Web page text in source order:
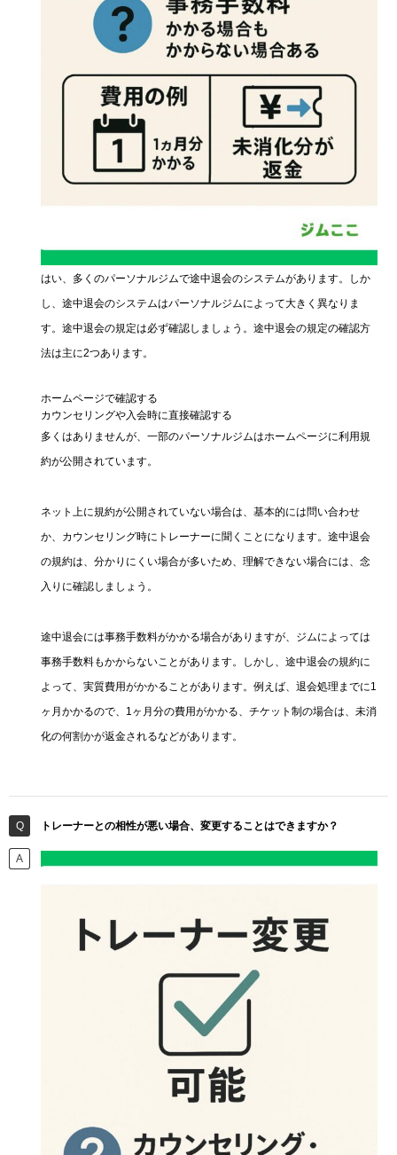
はい、多くのパーソナルジムで途中退会のシステムがあります。しか
し、途中退会のシステムはパーソナルジムによって大きく異なりま
す。途中退会の規定は必ず確認しましょう。途中退会の規定の確認方
法は主に2つあります。
ホームページで確認する
カウンセリングや入会時に直接確認する
多くはありませんが、一部のパーソナルジムはホームページに利用規
約が公開されています。
ネット上に規約が公開されていない場合は、基本的には問い合わせ
か、カウンセリング時にトレーナーに聞くことになります。途中退会
の規約は、分かりにくい場合が多いため、理解できない場合には、念
入りに確認しましょう。
途中退会には事務手数料がかかる場合がありますが、ジムによっては
事務手数料もかからないことがあります。しかし、途中退会の規約に
よって、実質費用がかかることがあります。例えば、退会処理までに1
ヶ月かかるので、1ヶ月分の費用がかかる、チケット制の場合は、未消
化の何割かが返金されるなどがあります。
トレーナーとの相性が悪い場合、変更することはできますか？